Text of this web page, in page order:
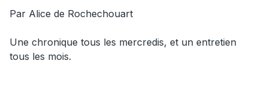
Par Alice de Rochechouart
Une chronique tous les mercredis, et un entretien
tous les mois.